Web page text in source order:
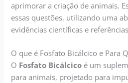
aprimorar a criação de animais.
essas questões, utilizando uma
evidências científicas e
O que é Fosfato Bicálcico e Para
O Fosfato Bicálcico é um
para animais, projetado para